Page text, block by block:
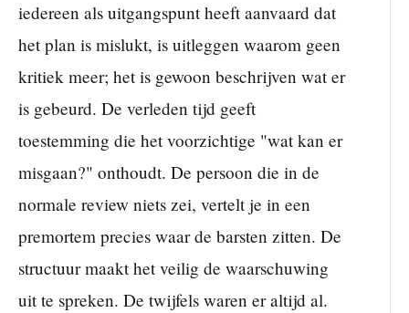
iedereen als uitgangspunt heeft aanvaard dat
het plan is mislukt, is uitleggen waarom geen
kritiek meer; het is gewoon beschrijven wat er
is gebeurd. De verleden tijd geeft
toestemming die het voorzichtige "wat kan er
misgaan?" onthoudt. De persoon die in de
normale review niets zei, vertelt je in een
premortem precies waar de barsten zitten. De
structuur maakt het veilig de waarschuwing
uit te spreken. De twijfels waren er altijd al.